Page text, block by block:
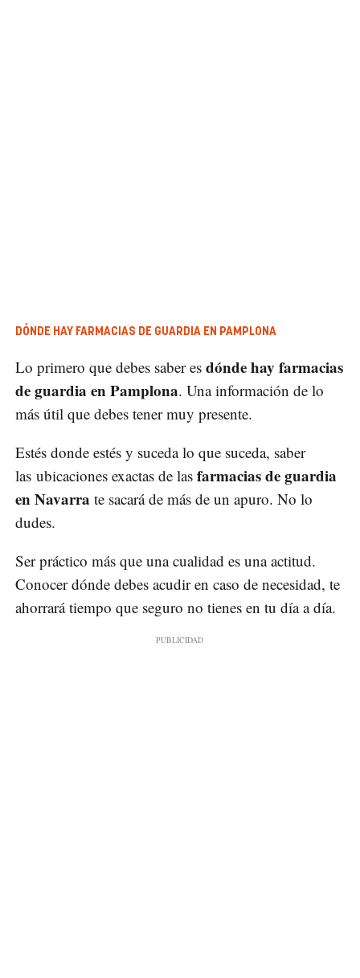
DÓNDE HAY FARMACIAS DE GUARDIA EN PAMPLONA
Lo primero que debes saber es dónde hay farmacias
de guardia en Pamplona. Una información de lo
más útil que debes tener muy presente.
Estés donde estés y suceda lo que suceda, saber
las ubicaciones exactas de las farmacias de guardia
en Navarra te sacará de más de un apuro. No lo
dudes.
Ser práctico más que una cualidad es una actitud.
Conocer dónde debes acudir en caso de necesidad, te
ahorrará tiempo que seguro no tienes en tu día a día.